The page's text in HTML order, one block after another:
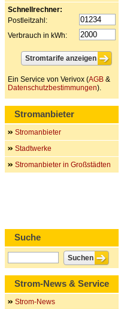
Schnellrechner:
Postleitzahl:
Verbrauch in kWh:
Ein Service von Verivox (AGB &
Datenschutzbestimmungen).
Stromanbieter
Stromanbieter
Stadtwerke
Stromanbieter in Großstädten
Suche
Strom-News & Service
Strom-News